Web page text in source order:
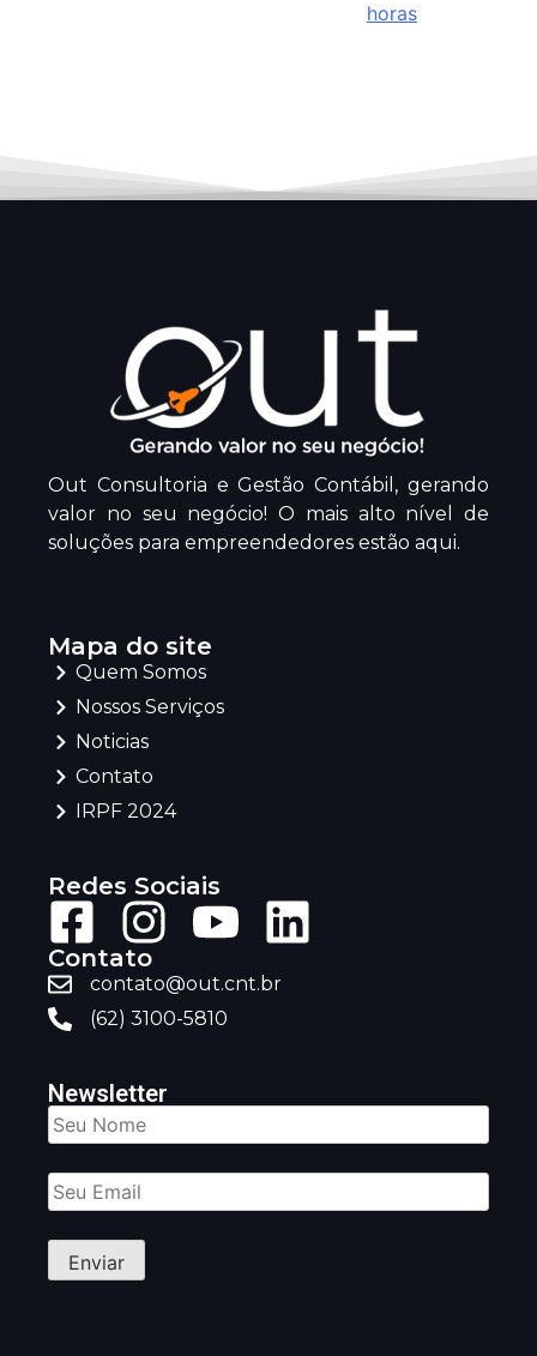
horas
Out Consultoria e Gestão Contábil, gerando
valor no seu negócio! O mais alto nível de
soluções para empreendedores estão aqui.
Mapa do site
Quem Somos
Nossos Serviços
Noticias
Contato
IRPF 2024
Redes Sociais
Contato
contato@out.cnt.br
(62) 3100-5810
Newsletter